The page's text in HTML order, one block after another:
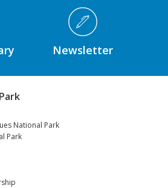
Newsletter
National Park
Park